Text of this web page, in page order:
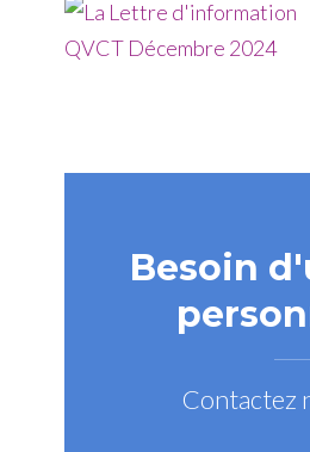
Besoin
Contactez